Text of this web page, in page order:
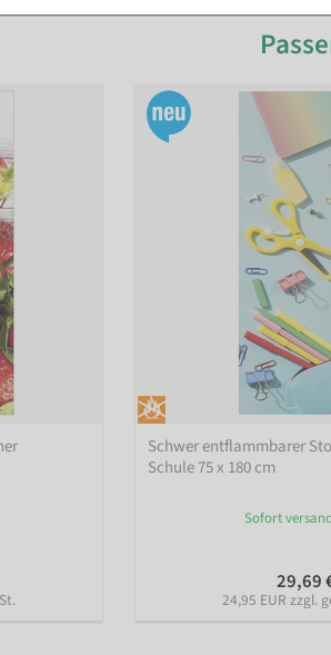
Schwer entflammbarer
Schule 75 x 180 cm
Sofort
29,69
24,95 EUR zzgl.